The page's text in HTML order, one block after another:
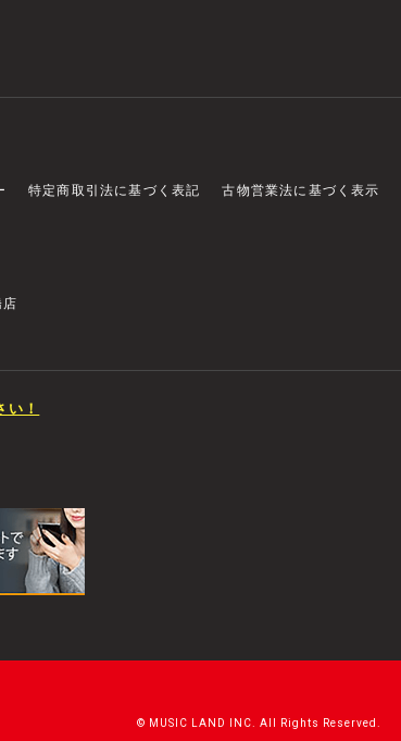
特定商取引法に基づく表記 古物営業法に基づく表示
！
© MUSIC LAND INC. All Rights Reserved.